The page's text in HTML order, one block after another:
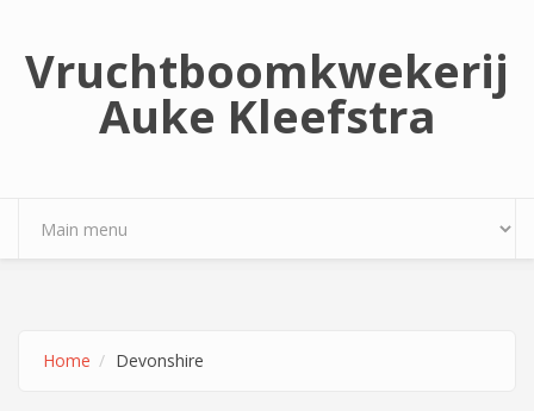
Vruchtboomkwekerij
Auke Kleefstra
Home Devonshire